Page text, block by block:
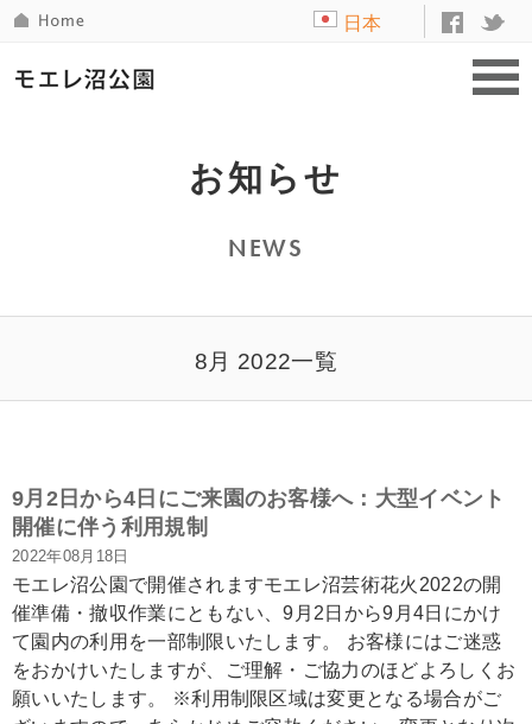
日本
お知らせ
NEWS
8月 2022一覧
9月2日から4日にご来園のお客様へ：大型イベント
開催に伴う利用規制
2022年08月18日
モエレ沼公園で開催されますモエレ沼芸術花火2022の開
催準備・撤収作業にともない、9月2日から9月4日にかけ
て園内の利用を一部制限いたします。 お客様にはご迷惑
をおかけいたしますが、ご理解・ご協力のほどよろしくお
願いいたします。 ※利用制限区域は変更となる場合がご